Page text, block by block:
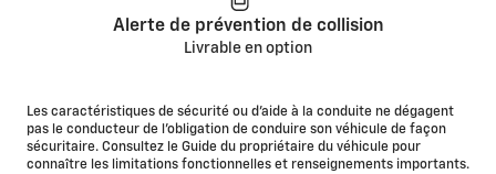
Alerte de prévention de collision
Livrable en option
Les caractéristiques de sécurité ou d’aide à la conduite ne dégagent
pas le conducteur de l’obligation de conduire son véhicule de façon
sécuritaire. Consultez le Guide du propriétaire du véhicule pour
connaître les limitations fonctionnelles et renseignements importants.